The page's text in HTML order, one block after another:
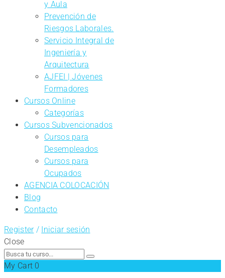
y Aula
Prevención de
Riesgos Laborales.
Servicio Integral de
Ingeniería y
Arquitectura
AJFEI | Jóvenes
Formadores
Cursos Online
Categorías
Cursos Subvencionados
Cursos para
Desempleados
Cursos para
Ocupados
AGENCIA COLOCACIÓN
Blog
Contacto
Register/ Iniciar sesión
Close
Search
for:
My Cart 0